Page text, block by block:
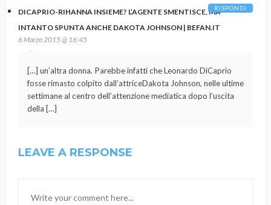
DICAPRIO-RIHANNA INSIEME? L’AGENTE SMENTISCE, MA
INTANTO SPUNTA ANCHE DAKOTA JOHNSON | BEFAN.IT
6 Marzo 2015 @ 16:45
[…] un’altra donna. Parebbe infatti che Leonardo DiCaprio
fosse rimasto colpito dall’attriceDakota Johnson, nelle ultime
settimane al centro dell’attenzione mediatica dopo l’uscita
della […]
RISPONDI
LEAVE A RESPONSE